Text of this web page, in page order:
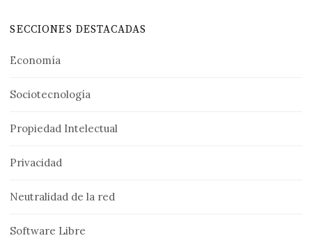
SECCIONES DESTACADAS
Economía
Sociotecnología
Propiedad Intelectual
Privacidad
Neutralidad de la red
Software Libre